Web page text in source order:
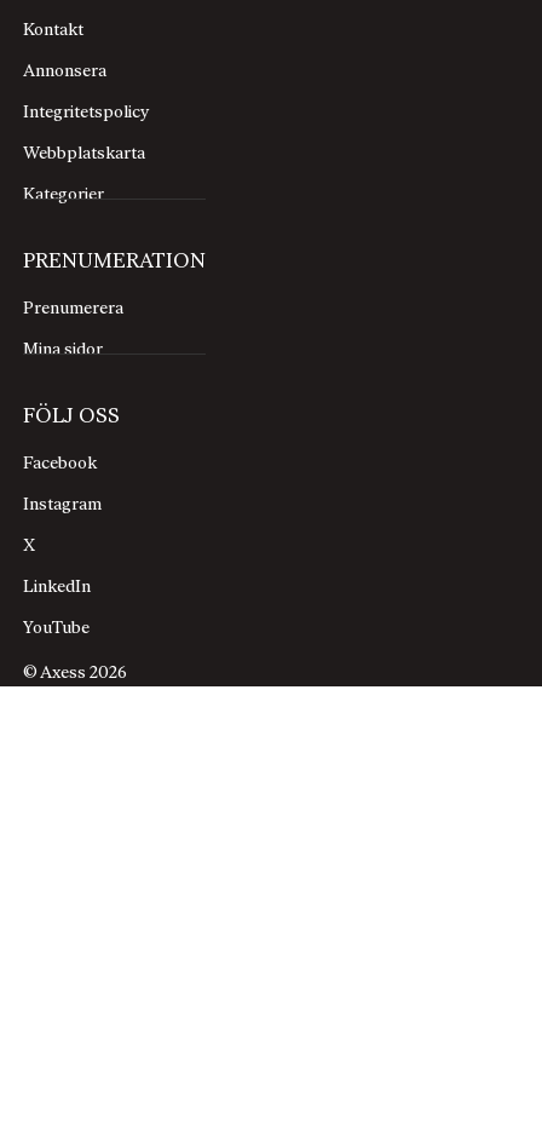
Kontakt
Annonsera
Integritetspolicy
Webbplatskarta
Kategorier
PRENUMERATION
Prenumerera
Mina sidor
FÖLJ OSS
Facebook
Instagram
X
LinkedIn
YouTube
© Axess 2026